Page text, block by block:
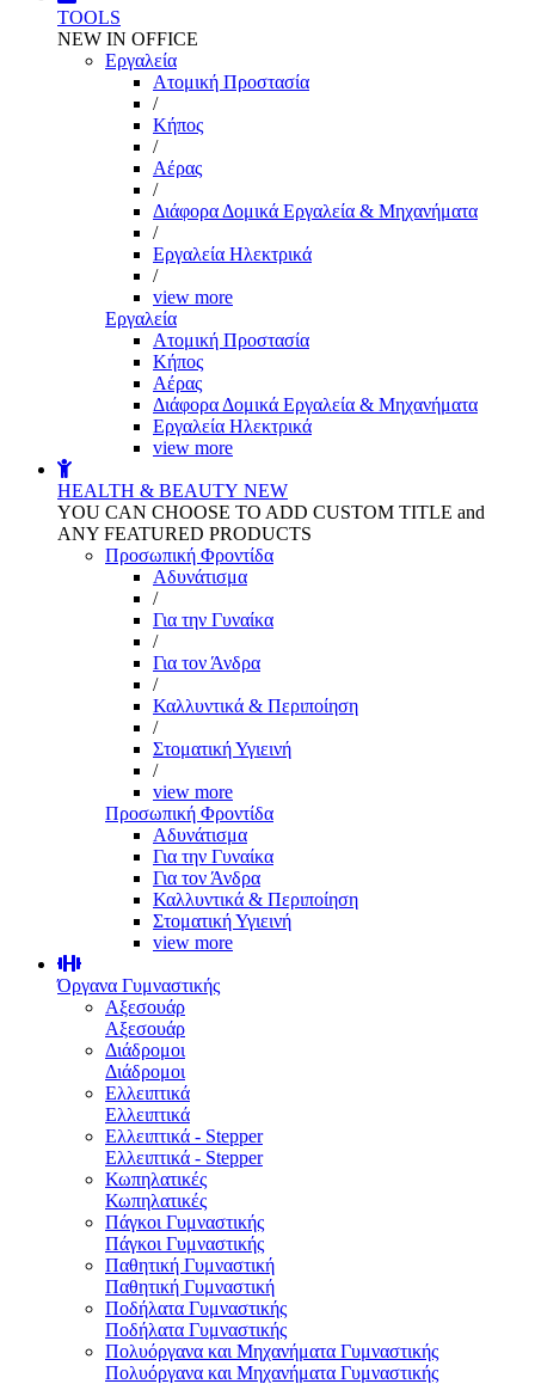
TOOLS
NEW IN OFFICE
Εργαλεία
Aτομική Προστασία
/
Kήπος
/
Αέρας
/
Διάφορα Δομικά Εργαλεία & Μηχανήματα
/
Εργαλεία Ηλεκτρικά
/
view more
Εργαλεία
Aτομική Προστασία
Kήπος
Αέρας
Διάφορα Δομικά Εργαλεία & Μηχανήματα
Εργαλεία Ηλεκτρικά
view more
HEALTH & BEAUTY NEW
YOU CAN CHOOSE TO ADD CUSTOM TITLE and
ANY FEATURED PRODUCTS
Προσωπική Φροντίδα
Αδυνάτισμα
/
Για την Γυναίκα
/
Για τον Άνδρα
/
Καλλυντικά & Περιποίηση
/
Στοματική Υγιεινή
/
view more
Προσωπική Φροντίδα
Αδυνάτισμα
Για την Γυναίκα
Για τον Άνδρα
Καλλυντικά & Περιποίηση
Στοματική Υγιεινή
view more
Όργανα Γυμναστικής
Αξεσουάρ
Αξεσουάρ
Διάδρομοι
Διάδρομοι
Ελλειπτικά
Ελλειπτικά
Ελλειπτικά - Stepper
Ελλειπτικά - Stepper
Κωπηλατικές
Κωπηλατικές
Πάγκοι Γυμναστικής
Πάγκοι Γυμναστικής
Παθητική Γυμναστική
Παθητική Γυμναστική
Ποδήλατα Γυμναστικής
Ποδήλατα Γυμναστικής
Πολυόργανα και Μηχανήματα Γυμναστικής
Πολυόργανα και Μηχανήματα Γυμναστικής